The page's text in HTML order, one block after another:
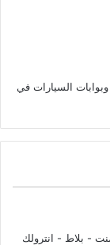
السيارات في
- بلاط - انترولك